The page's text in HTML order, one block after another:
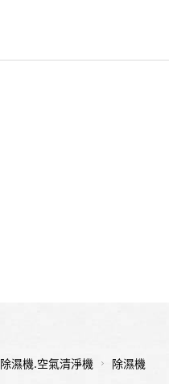
除濕機.空氣清淨機 除濕機